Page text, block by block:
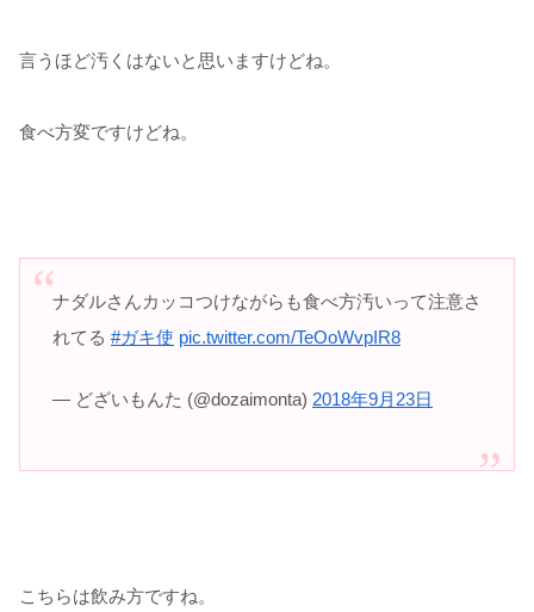
言うほど汚くはないと思いますけどね。
食べ方変ですけどね。
ナダルさんカッコつけながらも食べ方汚いって注意さ
れてる #ガキ使 pic.twitter.com/TeOoWvpIR8
— どざいもんた (@dozaimonta) 2018年9月23日
こちらは飲み方ですね。